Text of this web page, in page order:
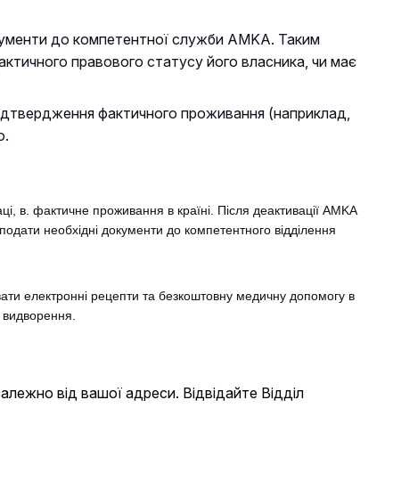
до компетентної служби AMKA. Таким
правового статусу його власника, чи має
фактичного проживання (наприклад,
в. фактичне проживання в країні. Після деактивації AMKA
необхідні документи до компетентного відділення
електронні рецепти та безкоштовну медичну допомогу в
видворення.
від вашої адреси. Відвідайте Відділ